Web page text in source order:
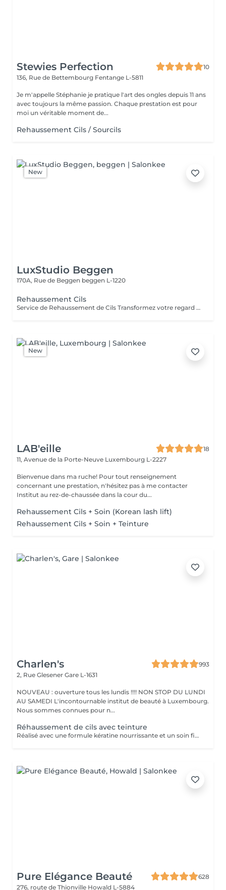
Stewies Perfection
10
136, Rue de Bettembourg Fentange L-5811
Je m'appelle Stéphanie je pratique l'art des ongles depuis 11 ans
avec toujours la même passion. Chaque prestation est pour
moi un véritable moment de...
Rehaussement Cils / Sourcils
New
LuxStudio Beggen
170A, Rue de Beggen beggen L-1220
Rehaussement Cils
Service de Rehaussement de Cils Transformez votre regard avec notre service de rehaussement de cils, disponible avec ou sans teinture. Notre technique avancée inclut : - *Courbure Durable* : Nous sublimons vos cils naturels en leur apportant une courbure élégante et durable. - *Option avec Teinture* : Pour un effet encore plus spectaculaire, ajoutez de la couleur à vos cils, vous libérant ainsi de l'utilisation quotidienne de mascara. - *Hydratation Incluse* : Nos traitements incluent une hydratation profonde, garantissant des cils sains et forts. ### Entretien Pour maintenir l'effet souhaité et éviter d'endommager vos cils, nous recommandons de refaire le traitement toutes les 4 à 6 semaines. Ainsi, vous assurez un regard toujours éblouissant tout en préservant la santé de vos cils. Prenez rendez-vous dès aujourd'hui et sublimez la beauté naturelle de vos yeux !
New
LAB'eille
18
11, Avenue de la Porte-Neuve Luxembourg L-2227
Bienvenue dans ma ruche! Pour tout renseignement
concernant une prestation, n'hésitez pas à me contacter
Institut au rez-de-chaussée dans la cour du...
Rehaussement Cils + Soin (Korean lash lift)
Rehaussement Cils + Soin + Teinture
Charlen's
993
2, Rue Glesener Gare L-1631
NOUVEAU : ouverture tous les lundis !!!! NON STOP DU LUNDI
AU SAMEDI L'incontournable institut de beauté à Luxembourg.
Nous sommes connues pour n...
Réhaussement de cils avec teinture
Réalisé avec une formule kératine nourrissante et un soin fixateur, il offre un effet mascara longue durée (6 à 8 semaines)
Pure Elégance Beauté
628
276, route de Thionville Howald L-5884